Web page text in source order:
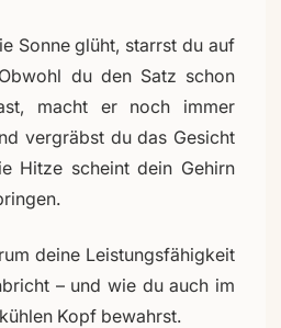
Sonne glüht, starrst du auf
du den Satz schon
macht er noch immer
vergräbst du das Gesicht
Hitze scheint dein Gehirn
deine Leistungsfähigkeit
– und wie du auch im
Kopf bewahrst.